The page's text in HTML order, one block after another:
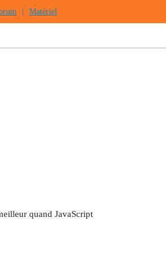
Matériel
quand JavaScript